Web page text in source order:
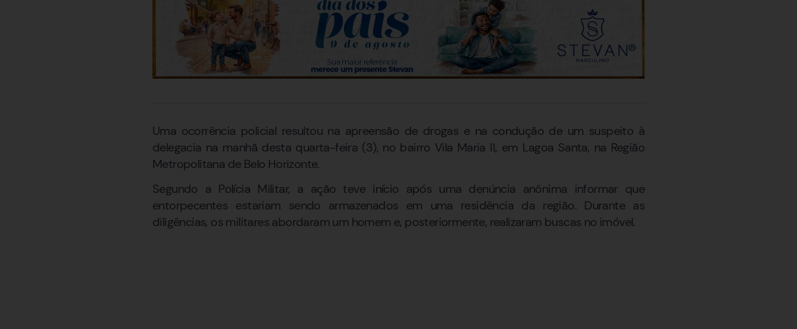
Uma ocorrência policial resultou na apreensão de drogas e na condução de um suspeito à
delegacia na manhã desta quarta-feira (3), no bairro Vila Maria II, em Lagoa Santa, na Região
Metropolitana de Belo Horizonte.
Segundo a Polícia Militar, a ação teve início após uma denúncia anônima informar que
entorpecentes estariam sendo armazenados em uma residência da região. Durante as
diligências, os militares abordaram um homem e, posteriormente, realizaram buscas no imóvel.